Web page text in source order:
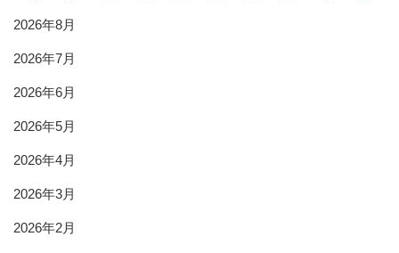
2026年8月
2026年7月
2026年6月
2026年5月
2026年4月
2026年3月
2026年2月